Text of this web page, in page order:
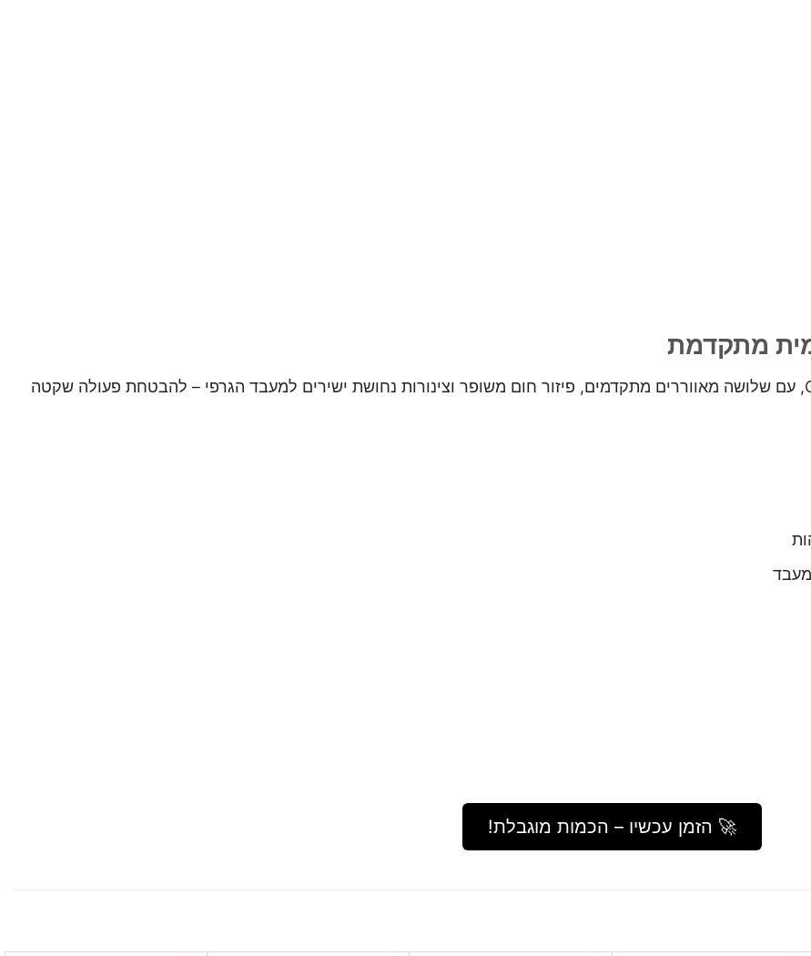
הכרטיס מצויד בקירור Windforce איכותי מבית GIGABYTE, עם שלושה מאווררים מתקדמים, פיזור חום משופר וצינורות נחושת ישירים למעבד הגרפי – להבטחת פעולה שקטה
🚀 הזמן עכשיו – הכמות מוגבלת!